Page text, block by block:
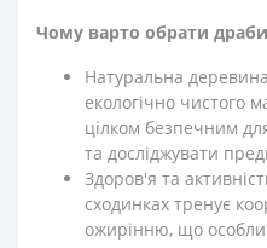
Чому варто обрати
Натуральна
екологічно чистого
цілком безпечним
та досліджувати
Здоров'я та
сходинках тренує
ожирінню, що